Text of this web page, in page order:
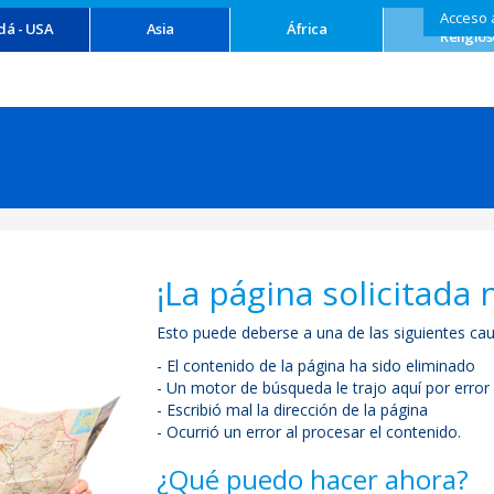
Acceso
- USA Asia África
¡La página solicitada
Esto puede deberse a una de las siguientes
- El contenido de la página ha sido eliminado
- Un motor de búsqueda le trajo aquí por error
- Escribió mal la dirección de la página
- Ocurrió un error al procesar el contenido.
¿Qué puedo hacer ahora?